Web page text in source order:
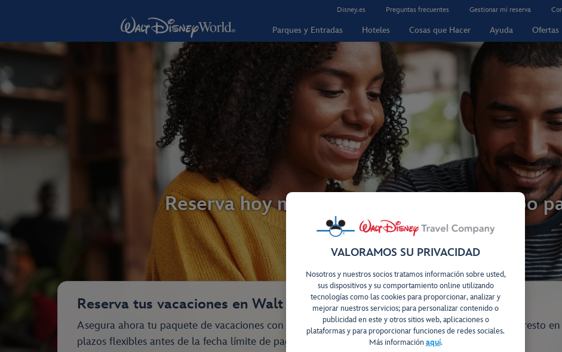
Disney.es Preguntas frecuentes Gestionar mi reserva
Parques y Entradas Hoteles Cosas que Hacer Ayuda Ofertas
Reserva hoy mismo y consigue más tiempo
Reserva tus vacaciones en Walt Disney World Resort
Asegura ahora tu paquete de vacaciones con un depósito a partir de 65€ por persona y abona el resto en
plazos flexibles antes de la fecha límite de pago.
VALORAMOS SU PRIVACIDAD
Nosotros y nuestros socios tratamos información sobre usted,
sus dispositivos y su comportamiento online utilizando
tecnologías como las cookies para proporcionar, analizar y
mejorar nuestros servicios; para personalizar contenido o
publicidad en este y otros sitios web, aplicaciones o
plataformas y para proporcionar funciones de redes sociales.
Más información aquí.